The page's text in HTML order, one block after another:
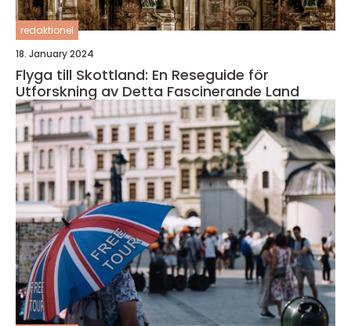
redaktionel
18. January 2024
Flyga till Skottland: En Reseguide för
Utforskning av Detta Fascinerande Land